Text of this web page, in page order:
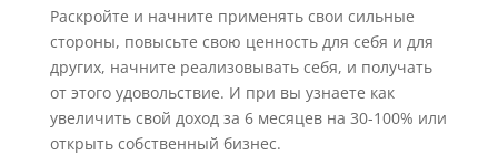
Раскройте и начните применять свои сильные
стороны, повысьте свою ценность для себя и для
других, начните реализовывать себя, и получать
от этого удовольствие. И при вы узнаете как
увеличить свой доход за 6 месяцев на 30-100% или
открыть собственный бизнес.